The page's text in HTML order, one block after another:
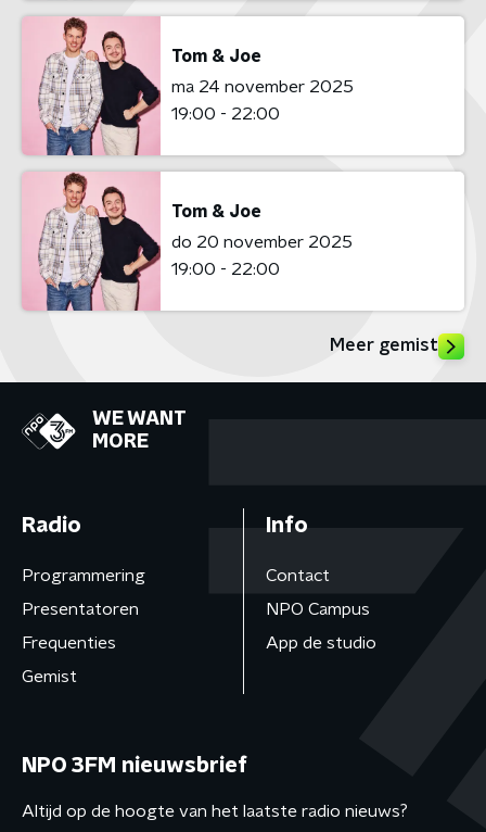
Tom & Joe
ma 24 november 2025
19:00 - 22:00
Tom & Joe
do 20 november 2025
19:00 - 22:00
Meer gemist
WE WANT
MORE
Radio
Programmering
Presentatoren
Frequenties
Gemist
Info
Contact
NPO Campus
App de studio
NPO 3FM nieuwsbrief
Altijd op de hoogte van het laatste radio nieuws?